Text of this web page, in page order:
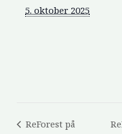
5. oktober 2025
ReForest på